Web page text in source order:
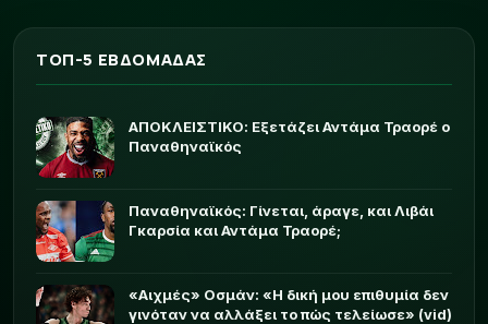
ΤΟΠ-5 ΕΒΔΟΜΑΔΑΣ
ΑΠΟΚΛΕΙΣΤΙΚΟ: Εξετάζει Αντάμα Τραορέ ο
Παναθηναϊκός
Παναθηναϊκός: Γίνεται, άραγε, και Λιβάι
Γκαρσία και Αντάμα Τραορέ;
«Αιχμές» Οσμάν: «Η δική μου επιθυμία δεν
γινόταν να αλλάξει το πώς τελείωσε» (vid)